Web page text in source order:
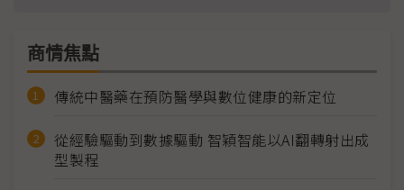
商情焦點
傳統中醫藥在預防醫學與數位健康的新定位
從經驗驅動到數據驅動 智穎智能以AI翻轉射出成
型製程